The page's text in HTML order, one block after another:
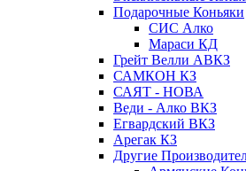
Подарочные Коньяки
СИС Алко
Мараси КД
Грейт Велли АВКЗ
САМКОН КЗ
САЯТ - НОВА
Веди - Алко ВКЗ
Егвардский ВКЗ
Арегак КЗ
Другие